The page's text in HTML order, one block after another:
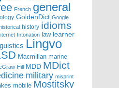
French general
GoldenDict Google
historical history idioms
Intonation law learner
Lingvo
Macmillan marine
Hill MDD MDict
military misprint
mobile Mostitsky